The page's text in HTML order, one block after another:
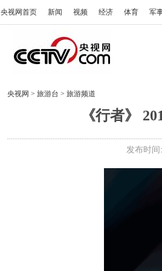
央视网首页 新闻 视频 经济 体育 军
央视网 > 旅游台 > 旅游频道
《行者》
发布时